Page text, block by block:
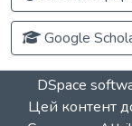
Google
DSpace
Цей контент